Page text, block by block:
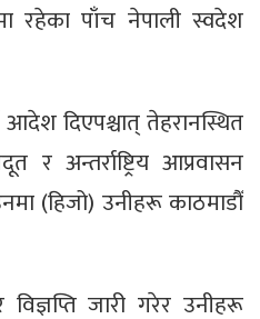
रहेका पाँच नेपाली स्वदेश
दिएपश्चात् तेहरानस्थित
र अन्तर्राष्ट्रिय आप्रवासन
(हिजो) उनीहरू काठमाडौँ
विज्ञप्ति जारी गरेर उनीहरू